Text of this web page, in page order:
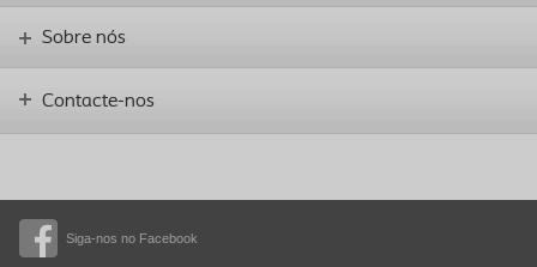
Siga-nos no Facebook
Sobre nós
Contacte-nos